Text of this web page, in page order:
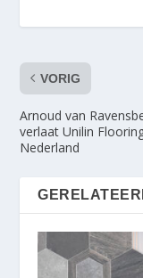
VORIG
Arnoud van
verlaat Unilin
Nederland